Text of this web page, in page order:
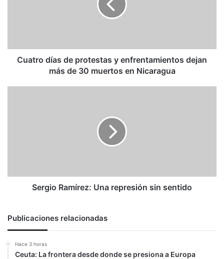
de
Cuatro días de protestas y enfrentamientos dejan
más de 30 muertos en Nicaragua
Sergio Ramírez: Una represión sin sentido
Publicaciones relacionadas
Hace 3 horas
Ceuta: La frontera desde donde se presiona a Europa